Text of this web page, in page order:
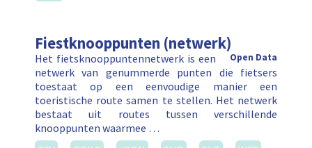
Fiestknooppunten (netwerk)
Open Data
Het fietsknooppuntennetwerk is een
netwerk van genummerde punten die fietsers
toestaat op een eenvoudige manier een
toeristische route samen te stellen. Het netwerk
bestaat uit routes tussen verschillende
knooppunten waarmee …